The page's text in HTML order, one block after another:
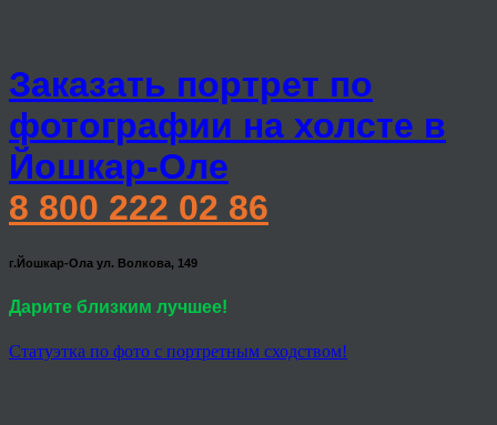
Заказать портрет по
фотографии на холсте в
Йошкар-Оле
8 800 222 02 86
г.Йошкар-Ола ул. Волкова, 149
Дарите близким лучшее!
Статуэтка по фото с портретным сходством!